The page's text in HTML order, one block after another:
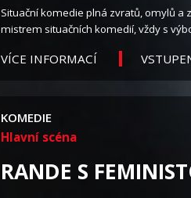
Situační komedie plná zvratů, omylů a
mistrem situačních komedií, vždy s
VÍCE INFORMACÍ
KOMEDIE
Hlavní scéna
RANDE S